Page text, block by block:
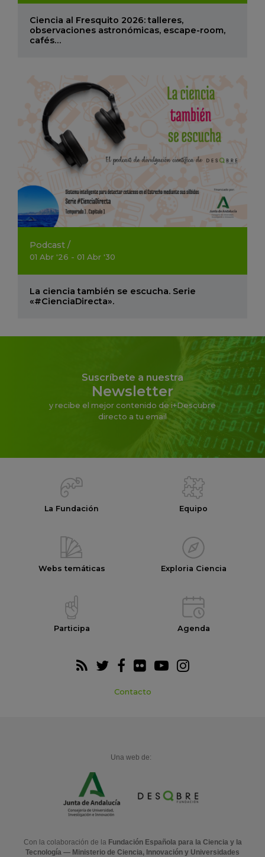
Ciencia al Fresquito 2026: talleres,
observaciones astronómicas, escape-room,
cafés…
Podcast /
01 Abr '26 - 01 Abr '30
La ciencia también se escucha. Serie
«#CienciaDirecta».
Suscríbete a nuestra
Newsletter
y recibe el mejor contenido de i+Descubre
directo a tu email
La Fundación Equipo
Webs temáticas Exploria Ciencia
Participa Agenda
Contacto
Una web de:
Con la colaboración de la Fundación Española para la Ciencia y la
Tecnología — Ministerio de Ciencia, Innovación y Universidades